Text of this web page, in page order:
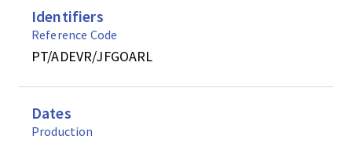
Identifiers
Reference Code
PT/ADEVR/JFGOARL
Dates
Production